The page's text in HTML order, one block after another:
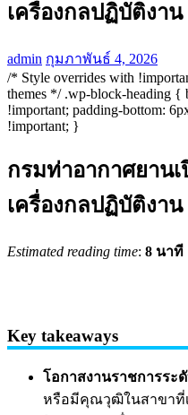
เครื่องกลปฏิบัติงา
admin กุมภาพันธ์ 4, 2026
/* Style overrides with
themes */ .wp-block-heading {
!important; padding-bottom:
!important; }
กรมท่าอากาศยาน
เครื่องกลปฏิบัติงาน
Estimated reading time: 8 นาที
Key takeaways
โอกาสงานราชการระ
หรือมีคุณวุฒิในสาขาที่